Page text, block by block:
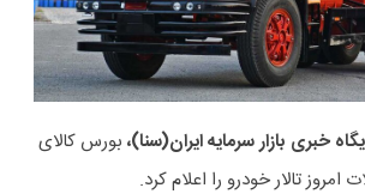
خبری بازار سرمایه ایران(سنا)، بورس کالای
امروز تالار خودرو را اعلام کرد.